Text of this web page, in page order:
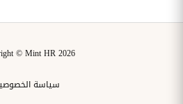
© Mint HR 2026
سياسة